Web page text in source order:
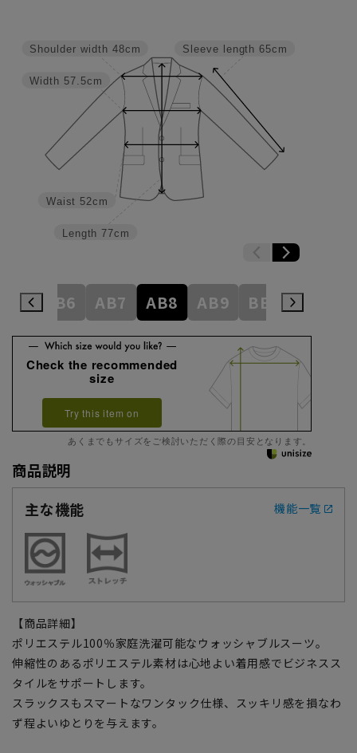
Sleeve length 65cm
Length 77cm
Waist 52cm
Width 57.5cm
Shoulder width 48cm
AB6 AB7 AB8 AB9 BE3 BE4
Check the recommended
size
Try this item on
あくまでもサイズをご検討いただく際の目安となります。
商品説明
主な機能
機能一覧
【商品詳細】
ポリエステル100％家庭洗濯可能なウォッシャブルスーツ。
伸縮性のあるポリエステル素材は心地よい着用感でビジネスス
タイルをサポートします。
スラックスもスマートなワンタック仕様、スッキリ感を損なわ
ず程よいゆとりを与えます。